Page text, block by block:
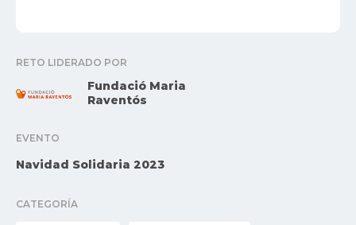
RETO LIDERADO POR
Fundació Maria
Raventós
EVENTO
Navidad Solidaria 2023
CATEGORÍA